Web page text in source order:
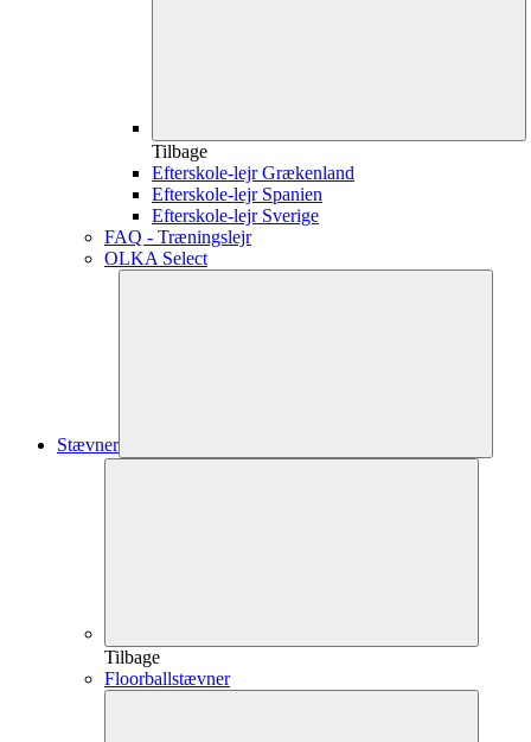
Tilbage
Efterskole-lejr Grækenland
Efterskole-lejr Spanien
Efterskole-lejr Sverige
FAQ - Træningslejr
OLKA Select
Stævner
Tilbage
Floorballstævner